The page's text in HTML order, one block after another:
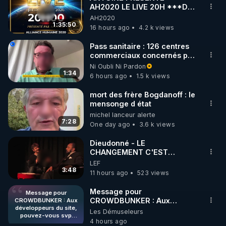
🌱 INSTAGRAM
https://www.instagram.com/rdlr_thierrycasasnovas/
http://rgnr.li/instagram
🌱 LA NEWSLETTER
Pour ne pas rater l’actualité RGNR (stages,
http://rgnr.li/news
🌱 VIDÉOS NON CENSURÉES SUR ODYSEE
Toutes les vidéos Youtube sont aussi sur la
http://rgnr.li/odysee
🌱 LES STAGES EN PRÉSENTIEL
http://rgnr.li/stages
1:35:50
AH2020 LE LIVE 20H ***DU
06/08/2026***
AH2020
16 hours ago
4.2 k views
1:34
Pass sanitaire : 126 centres
commerciaux concernés par
l'obligation dans toute la
France
Ni Oubli Ni Pardon
6 hours ago
1.5 k views
7:28
mort des frère Bogdanoff : le
mensonge d état
michel lanceur alerte
One day ago
3.6 k views
3:48
Dieudonné - LE
CHANGEMENT C'EST
MAINTENANT
LEF
11 hours ago
523 views
Message pour
CROWDBUNKER : Aux
développeurs du site,
pouvez-vous svp
remettre la
Message pour
CROWDBUNKER : Aux
développeurs du site,
pouvez-vous svp remettre la
Les Démuseleurs
4 hours ago